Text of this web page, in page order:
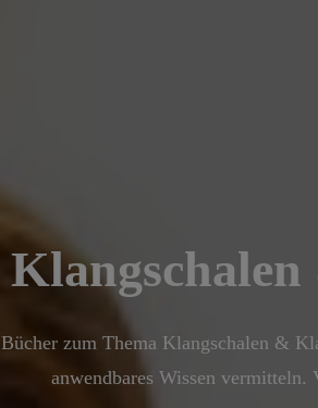
Klangschalen
Bücher zum Thema Klangschalen &
anwendbares Wissen